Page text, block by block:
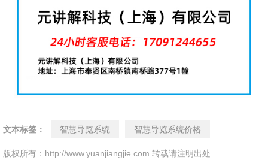
文本标签： 智慧导览系统 智慧导览系统价格
版权所有：http://www.yuanjiangjie.com 转载请注明出处